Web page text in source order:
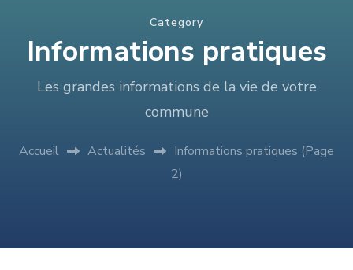
Category
Informations pratiques
Les grandes informations de la vie de votre
commune
Accueil Actualités Informations pratiques (Page
2)